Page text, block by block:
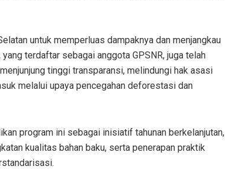
untuk memperluas dampaknya dan menjangkau
terdaftar sebagai anggota GPSNR, juga telah
tinggi transparansi, melindungi hak asasi
melalui upaya pencegahan deforestasi dan
program ini sebagai inisiatif tahunan berkelanjutan,
kualitas bahan baku, serta penerapan praktik